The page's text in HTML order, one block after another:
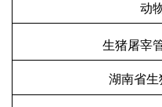
动
生猪屠宰
湖南省生